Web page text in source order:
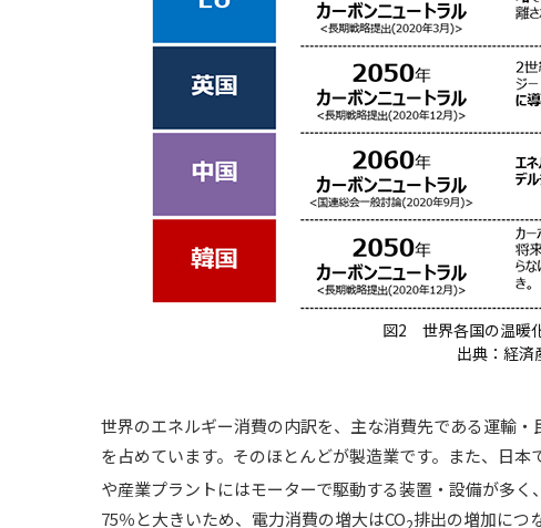
図2 世界各国の温暖
出典：経
世界のエネルギー消費の内訳を、主な消費先である運輸
を占めています。そのほとんどが製造業です。また、日本
や産業プラントにはモーターで駆動する装置・設備が多
75％と大きいため、電力消費の増大はCO 排出の増加につ